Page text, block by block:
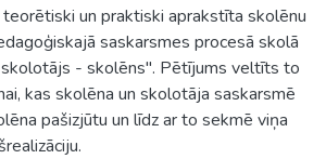
un praktiski aprakstīta skolēnu
saskarsmes procesā skolā
- skolēns". Pētījums veltīts to
kas skolēna un skolotāja saskarsmē
pašizjūtu un līdz ar to sekmē viņa